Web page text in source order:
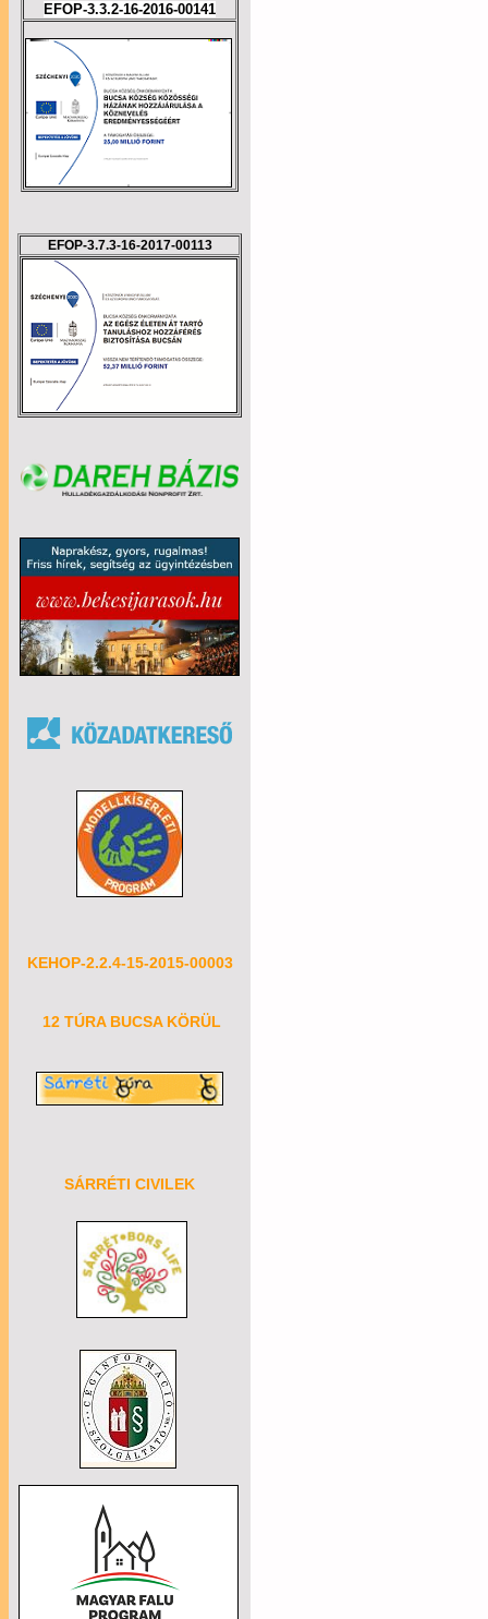
EFOP-3.3.2-16-2016-00141
EFOP-3.7.3-16-2017-00113
KEHOP-2.2.4-15-2015-00003
12 TÚRA BUCSA KÖRÜL
SÁRRÉTI CIVILEK